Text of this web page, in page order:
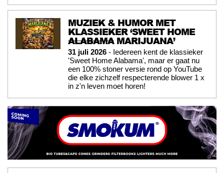
MUZIEK & HUMOR MET
KLASSIEKER ‘SWEET HOME
ALABAMAMARIJUANA’
31 juli 2026 - Iedereen kent de klassieker
'Sweet Home Alabama', maar er gaat nu
een 100% stoner versie rond op YouTube
die elke zichzelf respecterende blower 1 x
in z'n leven moet horen!